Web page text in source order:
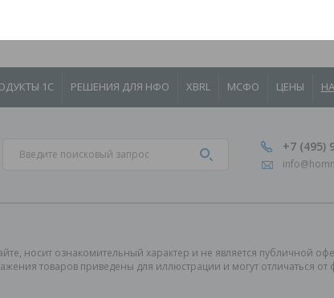
1С РЕШЕНИЯ ДЛЯ НФО XBRL МСФО ЦЕНЫ
+7 (495)
носит ознакомительный характер и не является публичной
товаров приведены для иллюстрации и могут отличаться